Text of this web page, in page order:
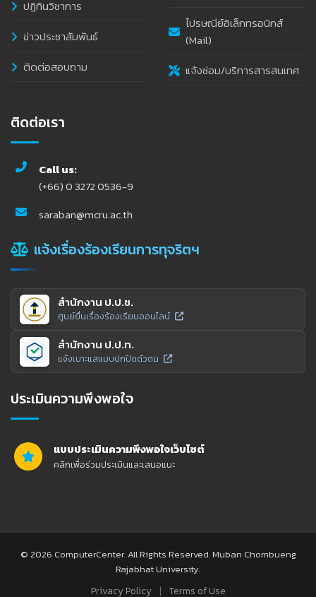
ปฏิทินวิชาการ
ข่าวประชาสัมพันธ์
ติดต่อสอบถาม
ไปรษณีย์อิเล็กทรอนิกส์
(Mail)
แจ้งซ่อม/บริการสารสนเทศ
ติดต่อเรา
Call us:
(+66) 0 3272 0536-9
saraban@mcru.ac.th
แจ้งเรื่องร้องเรียนการทุจริตฯ
สำนักงาน ป.ป.ช.
ศูนย์ยื่นเรื่องร้องเรียนออนไลน์
สำนักงาน ป.ป.ท.
แจ้งเบาะแสแบบปกปิดตัวตน
ประเมินความพึงพอใจ
แบบประเมินความพึงพอใจเว็บไซต์
คลิกเพื่อร่วมประเมินและเสนอแนะ
© 2026 ComputerCenter. All Rights Reserved. Muban Chombueng
Rajabhat University.
Privacy Policy | Terms of Use